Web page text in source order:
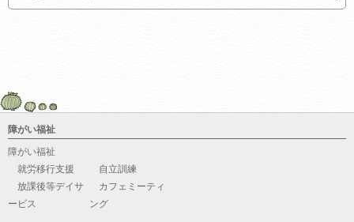
障がい福祉
障がい福祉
就労移行支援
自立訓練
放課後等デイサ
ービス
カフェミーティ
ング